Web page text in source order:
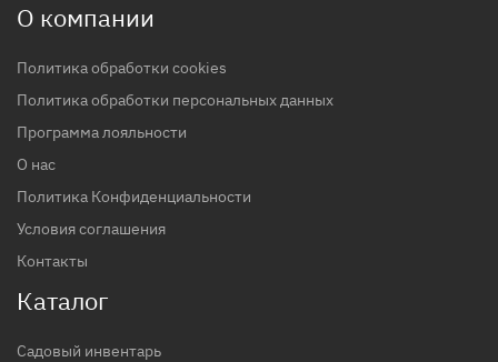
О компании
Политика обработки cookies
Политика обработки персональных данных
Программа лояльности
О нас
Политика Конфиденциальности
Условия соглашения
Контакты
Каталог
Садовый инвентарь